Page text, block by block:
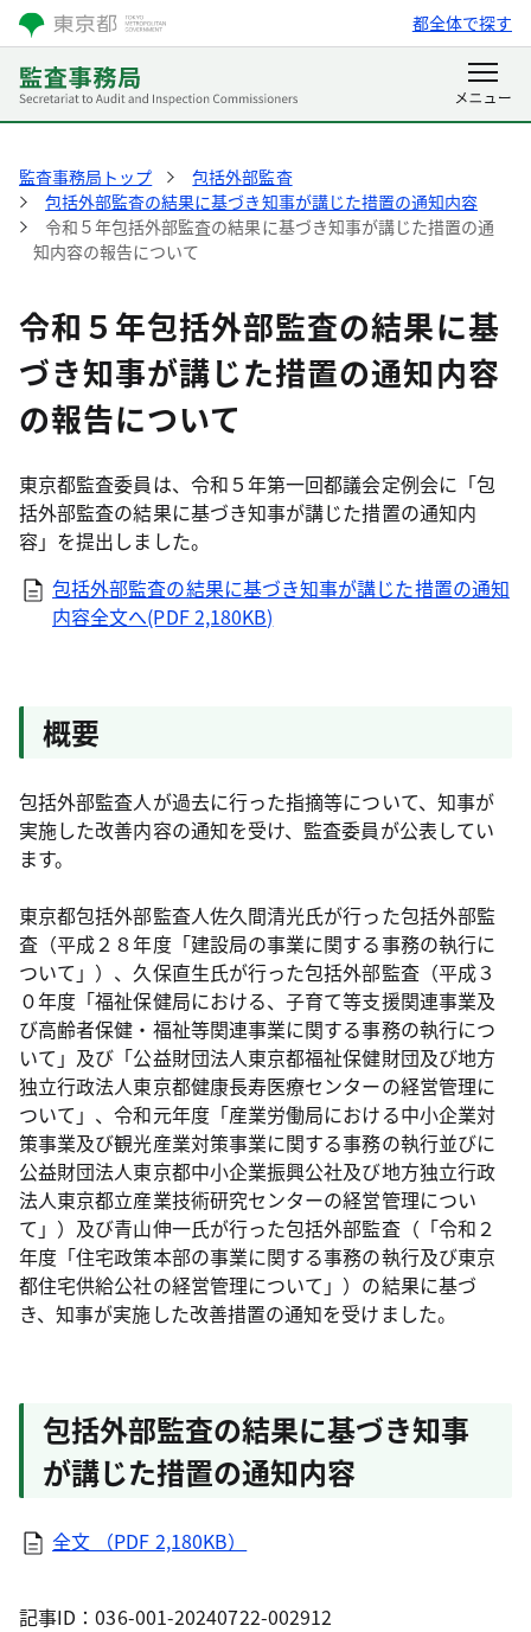
都全体で探す
監査事務局トップ
包括外部監査
包括外部監査の結果に基づき知事が講じた措置の通知内容
令和５年包括外部監査の結果に基づき知事が講じた措置の通
知内容の報告について
令和５年包括外部監査の結果に基
づき知事が講じた措置の通知内容
の報告について
東京都監査委員は、令和５年第一回都議会定例会に「包
括外部監査の結果に基づき知事が講じた措置の通知内
容」を提出しました。
包括外部監査の結果に基づき知事が講じた措置の通知
内容全文へ(PDF 2,180KB)
概要
包括外部監査人が過去に行った指摘等について、知事が
実施した改善内容の通知を受け、監査委員が公表してい
ます。
東京都包括外部監査人佐久間清光氏が行った包括外部監
査（平成２８年度「建設局の事業に関する事務の執行に
ついて」）、久保直生氏が行った包括外部監査（平成３
０年度「福祉保健局における、子育て等支援関連事業及
び高齢者保健・福祉等関連事業に関する事務の執行につ
いて」及び「公益財団法人東京都福祉保健財団及び地方
独立行政法人東京都健康長寿医療センターの経営管理に
ついて」、令和元年度「産業労働局における中小企業対
策事業及び観光産業対策事業に関する事務の執行並びに
公益財団法人東京都中小企業振興公社及び地方独立行政
法人東京都立産業技術研究センターの経営管理につい
て」）及び青山伸一氏が行った包括外部監査（「令和２
年度「住宅政策本部の事業に関する事務の執行及び東京
都住宅供給公社の経営管理について」）の結果に基づ
き、知事が実施した改善措置の通知を受けました。
包括外部監査の結果に基づき知事
が講じた措置の通知内容
全文 （PDF 2,180KB）
記事ID：036-001-20240722-002912